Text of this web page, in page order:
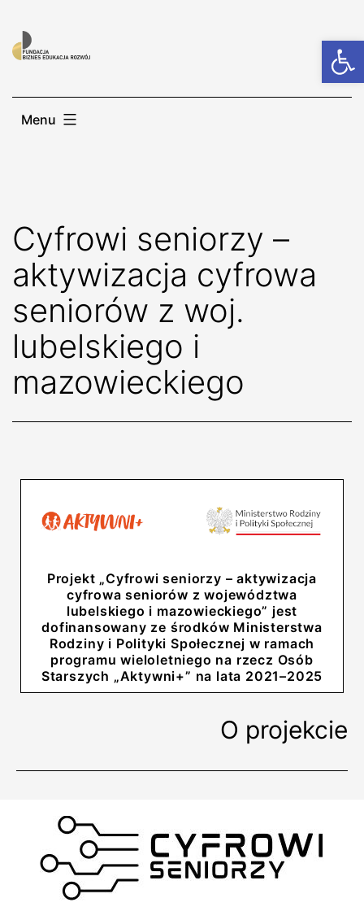
Menu
Cyfrowi seniorzy –
aktywizacja cyfrowa
seniorów z woj.
lubelskiego i
mazowieckiego
Projekt „Cyfrowi seniorzy – aktywizacja
cyfrowa seniorów z województwa
lubelskiego i mazowieckiego” jest
dofinansowany ze środków Ministerstwa
Rodziny i Polityki Społecznej w ramach
programu wieloletniego na rzecz Osób
Starszych „Aktywni+” na lata 2021–2025
O projekcie